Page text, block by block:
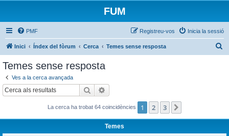
FUM
PMF Inicia la sessió
Registreu-vos
Inici Índex del fòrum Cerca Temes sense resposta
Temes sense resposta
Ves a la cerca avançada
Cerca
La cerca ha trobat 64 coincidències 1 2 3
Temes